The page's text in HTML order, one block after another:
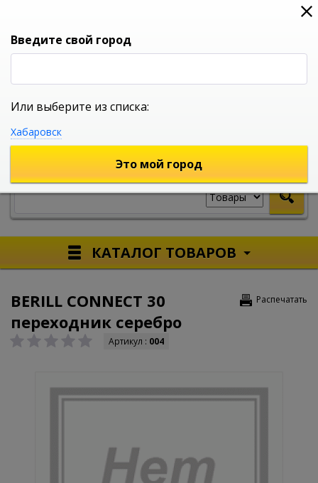
0
УНИВЕРСАЛЬНЫЙ ИНТЕРНЕТ МАГАЗИН
КАТАЛОГ ТОВАРОВ
Распечатать
BERILL CONNECT 30
переходник серебро
Артикул : 004
Введите свой город
Или выберите из списка:
Хабаровск
Это мой город